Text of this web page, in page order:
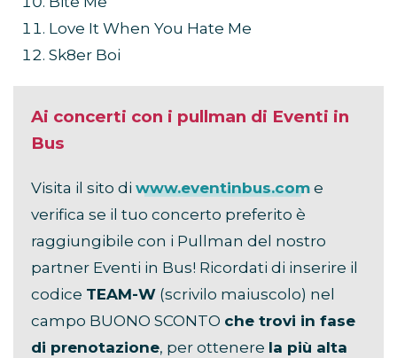
Love It When You Hate Me
Sk8er Boi
Ai concerti con i pullman di Eventi in
Bus
Visita il sito di www.eventinbus.com e
verifica se il tuo concerto preferito è
raggiungibile con i Pullman del nostro
partner Eventi in Bus! Ricordati di inserire il
codice TEAM-W (scrivilo maiuscolo) nel
campo BUONO SCONTO che trovi in fase
di prenotazione, per ottenere la più alta